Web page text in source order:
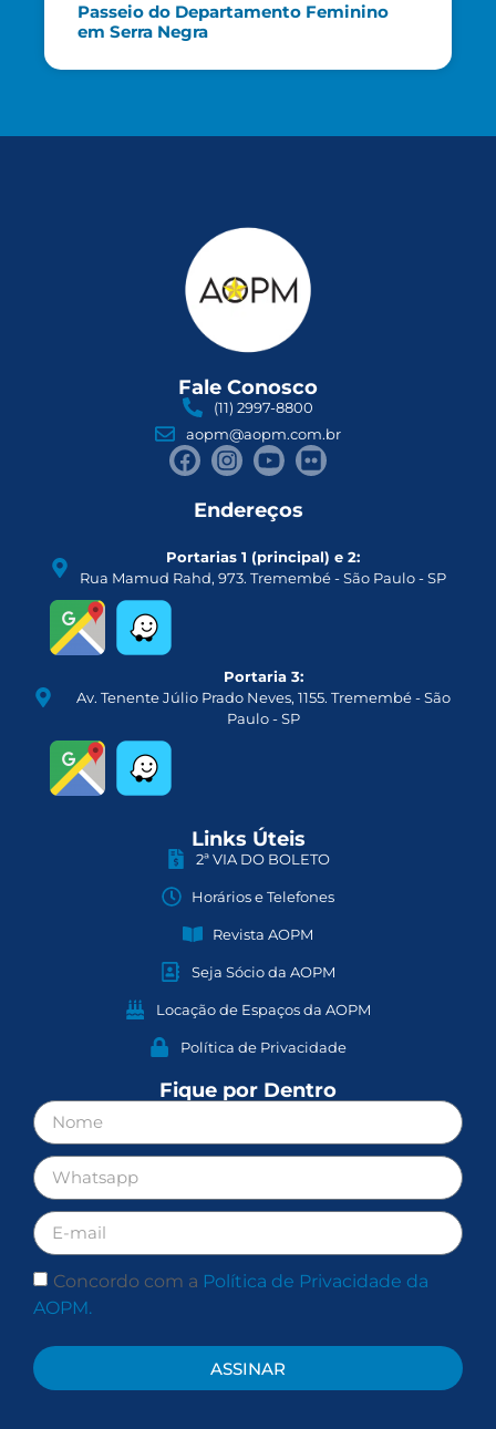
Passeio do Departamento Feminino
em Serra Negra
Fale Conosco
(11) 2997-8800
aopm@aopm.com.br
Endereços
Portarias 1 (principal) e 2:
Rua Mamud Rahd, 973. Tremembé - São Paulo - SP
Portaria 3:
Av. Tenente Júlio Prado Neves, 1155. Tremembé - São
Paulo - SP
Links Úteis
2ª VIA DO BOLETO
Horários e Telefones
Revista AOPM
Seja Sócio da AOPM
Locação de Espaços da AOPM
Política de Privacidade
Fique por Dentro
Concordo com a Política de Privacidade da
AOPM.
ASSINAR